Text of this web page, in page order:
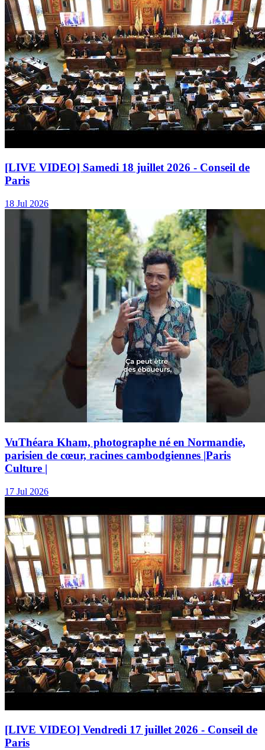
[LIVE VIDEO] Samedi 18 juillet 2026 - Conseil de
Paris
18 Jul 2026
VuThéara Kham, photographe né en Normandie,
parisien de cœur, racines cambodgiennes |Paris
Culture |
17 Jul 2026
[LIVE VIDEO] Vendredi 17 juillet 2026 - Conseil de
Paris